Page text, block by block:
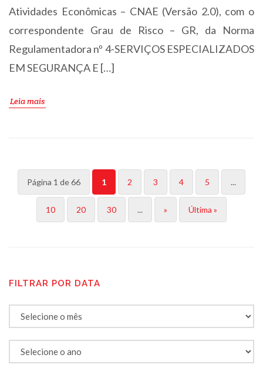
Atividades Econômicas – CNAE (Versão 2.0), com o
correspondente Grau de Risco – GR, da Norma
Regulamentadora nº 4-SERVIÇOS ESPECIALIZADOS
EM SEGURANÇA E […]
Leia mais
Página 1 de 66 1 2 3 4 5 ...
10 20 30 ... » Última »
FILTRAR POR DATA